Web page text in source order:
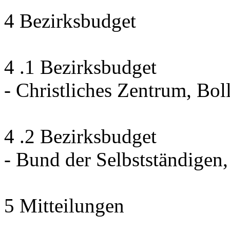
4 Bezirksbudget
4 .1 Bezirksbudget
- Christliches Zentrum,
4 .2 Bezirksbudget
- Bund der
5 Mitteilungen